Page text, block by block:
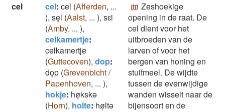
cel
cel: cel (Afferden, ...
), sęl (Aalst, ... ), sɛl
(Amby, ... ),
celkamertje:
celkamertje
(Guttecoven), dop:
dǫp (Grevenbicht /
Papenhoven, ... ),
hokje: hø̜kskǝ
(Horn), holte: hø̜ltǝ
Zeshoekige
opening in de raat. De
cel dient voor het
uitbroeden van de
larven of voor het
bergen van honing en
stuifmeel. De wijdte
tussen de evenwijdige
wanden wisselt naar de
bijensoort en de